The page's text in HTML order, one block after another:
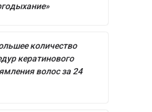
количество
кератинового
волос за 24